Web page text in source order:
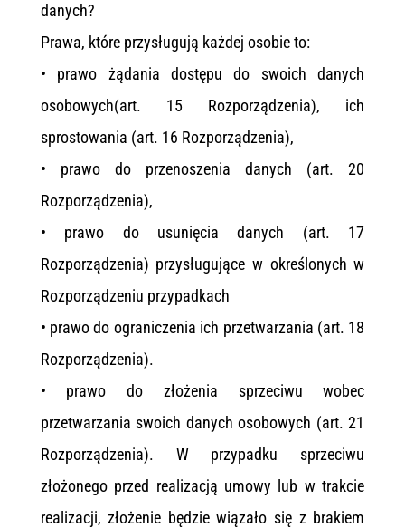
danych?
Prawa, które przysługują każdej osobie to:
• prawo żądania dostępu do swoich danych
osobowych(art. 15 Rozporządzenia), ich
sprostowania (art. 16 Rozporządzenia),
• prawo do przenoszenia danych (art. 20
Rozporządzenia),
• prawo do usunięcia danych (art. 17
Rozporządzenia) przysługujące w określonych w
Rozporządzeniu przypadkach
• prawo do ograniczenia ich przetwarzania (art. 18
Rozporządzenia).
• prawo do złożenia sprzeciwu wobec
przetwarzania swoich danych osobowych (art. 21
Rozporządzenia). W przypadku sprzeciwu
złożonego przed realizacją umowy lub w trakcie
realizacji, złożenie będzie wiązało się z brakiem